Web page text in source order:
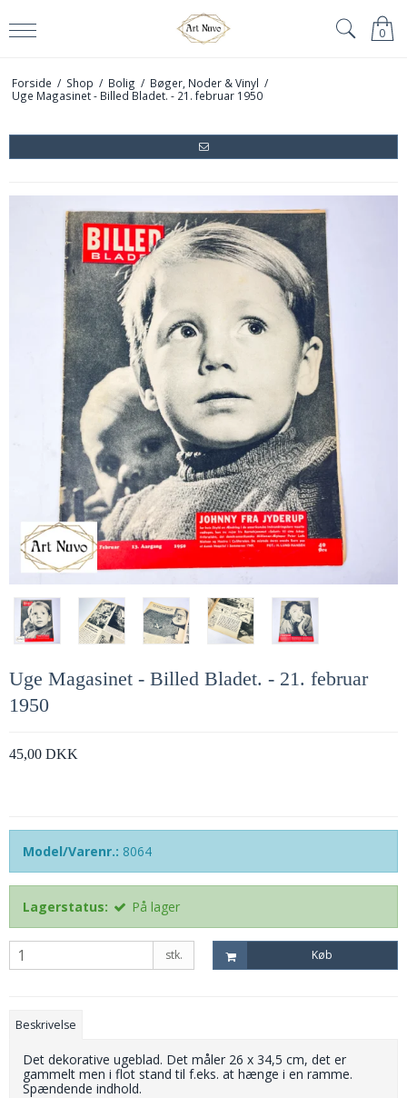
0
Forside / Shop / Bolig / Bøger, Noder & Vinyl /
Uge Magasinet - Billed Bladet. - 21. februar 1950
Uge Magasinet - Billed Bladet. - 21. februar
1950
45,00 DKK
Model/Varenr.: 8064
Lagerstatus: På lager
stk. Køb
Beskrivelse
Det dekorative ugeblad. Det måler 26 x 34,5 cm, det er
gammelt men i flot stand til f.eks. at hænge i en ramme.
Spændende indhold.